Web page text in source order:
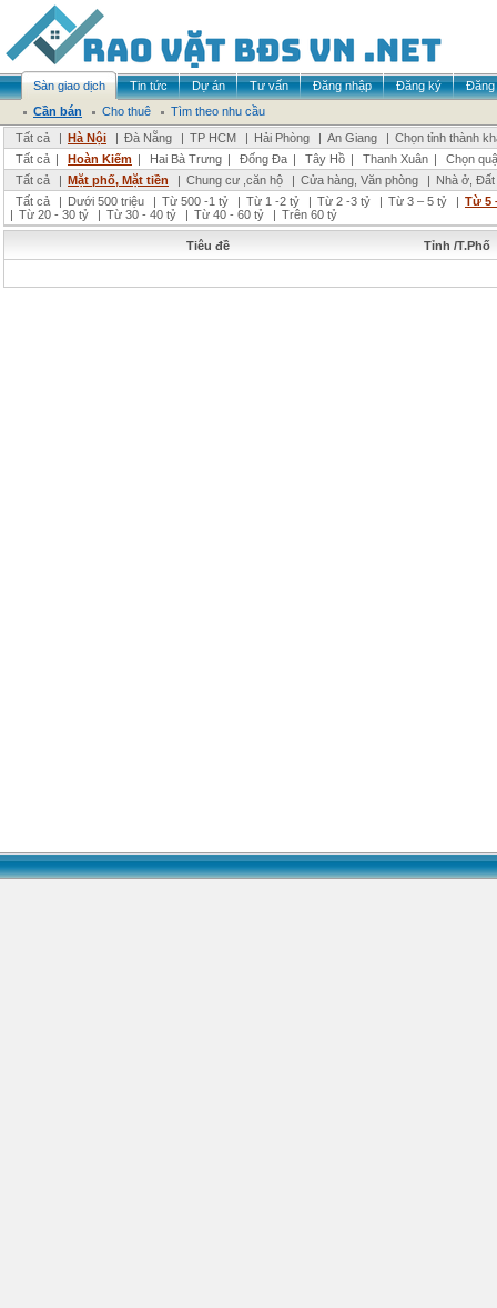
Sàn giao dịch Tin tức Dự án Tư vấn Đăng nhập Đăng ký
Đăng
Cần bán
Cho thuê
Tìm theo nhu cầu
Tất cả
| Hà Nội | Đà Nẵng | TP HCM | Hải Phòng | An Giang | Chọn tỉnh thành
Tất cả | Hoàn Kiếm | Hai Bà Trưng | Đống Đa | Tây Hồ | Thanh Xuân |
Chọn
Tất cả
| Mặt phố, Mặt tiền | Chung cư ,căn hộ | Cửa hàng, Văn phòng | Nhà ở,
Tất cả
| Dưới 500 triệu | Từ 500 -1 tỷ | Từ 1 -2 tỷ | Từ 2 -3 tỷ | Từ 3 – 5 tỷ | Từ 5
| Từ 20 - 30 tỷ | Từ 30 - 40 tỷ | Từ 40 - 60 tỷ | Trên 60 tỷ
Tiêu đề Tỉnh /T.Phố